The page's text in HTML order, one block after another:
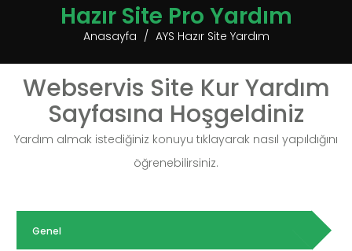
Hazır Site Pro Yardım
Anasayfa AYS Hazır Site Yardım
Webservis Site Kur Yardım
Sayfasına Hoşgeldiniz
Yardım almak istediğiniz konuyu tıklayarak nasıl yapıldığını
öğrenebilirsiniz.
Genel